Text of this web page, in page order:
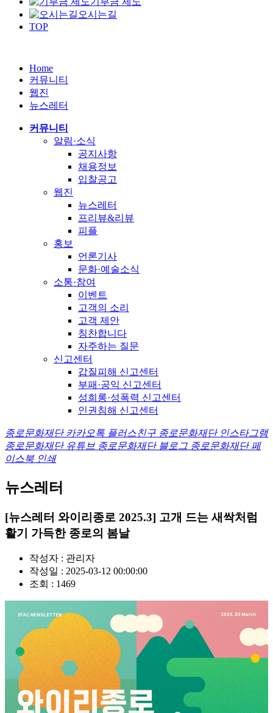
오시는길
TOP
Home
커뮤니티
웹진
뉴스레터
커뮤니티
알림·소식
공지사항
채용정보
입찰공고
웹진
뉴스레터
프리뷰&리뷰
피플
홍보
언론기사
문화·예술소식
소통·참여
이벤트
고객의 소리
고객 제안
칭찬합니다
자주하는 질문
신고센터
갑질피해 신고센터
부패·공익 신고센터
성희롱·성폭력 신고센터
인권침해 신고센터
종로문화재단 카카오톡 플러스친구 종로문화재단 인스타그램
종로문화재단 유튜브 종로문화재단 블로그 종로문화재단 페
이스북 인쇄
뉴스레터
[뉴스레터 와이리종로 2025.3] 고개 드는 새싹처럼
활기 가득한 종로의 봄날
작성자 : 관리자
작성일 : 2025-03-12 00:00:00
조회 : 1469